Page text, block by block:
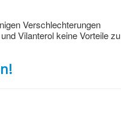
Verschlechterungen
Vilanterol keine Vorteile zu